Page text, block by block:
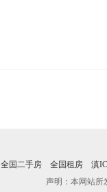
全国二手房 全国租房 滇
声明：本网站所